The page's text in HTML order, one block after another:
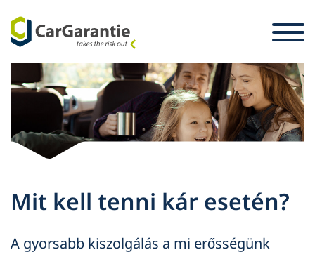
Ugrás a tartalomra
Ország választás Kérjük, válasszon nyelvet.
Partner
Üzembentartó
A vállalat
Mit kell tenni kár esetén?
A gyorsabb kiszolgálás a mi erősségünk